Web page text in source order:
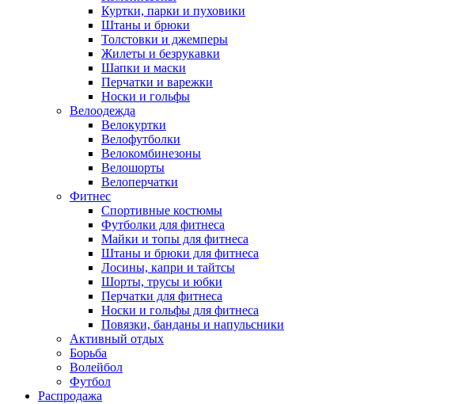
Куртки, парки и пуховики
Штаны и брюки
Толстовки и джемперы
Жилеты и безрукавки
Шапки и маски
Перчатки и варежки
Носки и гольфы
Велоодежда
Велокуртки
Велофутболки
Велокомбинезоны
Велошорты
Велоперчатки
Фитнес
Спортивные костюмы
Футболки для фитнеса
Майки и топы для фитнеса
Штаны и брюки для фитнеса
Лосины, капри и тайтсы
Шорты, трусы и юбки
Перчатки для фитнеса
Носки и гольфы для фитнеса
Повязки, банданы и напульсники
Активный отдых
Борьба
Волейбол
Футбол
Распродажа